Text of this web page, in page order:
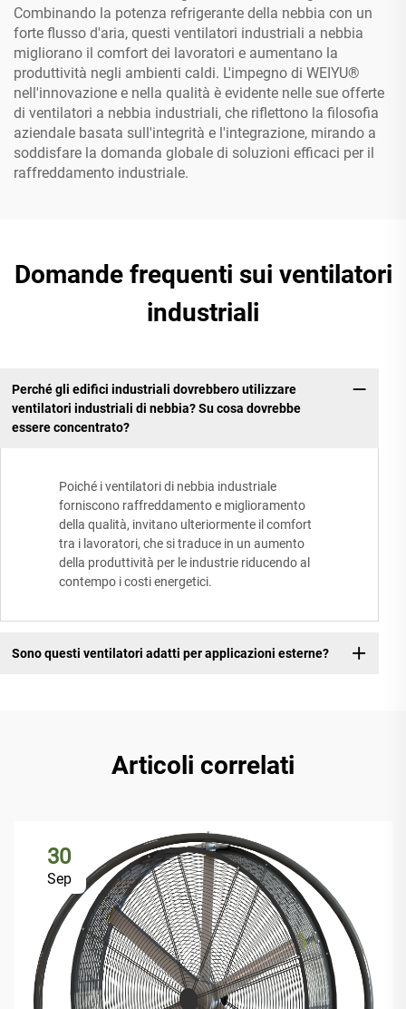
Combinando la potenza refrigerante della nebbia con un
forte flusso d'aria, questi ventilatori industriali a nebbia
migliorano il comfort dei lavoratori e aumentano la
produttività negli ambienti caldi. L'impegno di WEIYU®
nell'innovazione e nella qualità è evidente nelle sue offerte
di ventilatori a nebbia industriali, che riflettono la filosofia
aziendale basata sull'integrità e l'integrazione, mirando a
soddisfare la domanda globale di soluzioni efficaci per il
raffreddamento industriale.
Domande frequenti sui ventilatori
industriali
Perché gli edifici industriali dovrebbero utilizzare
ventilatori industriali di nebbia? Su cosa dovrebbe
essere concentrato?
Poiché i ventilatori di nebbia industriale
forniscono raffreddamento e miglioramento
della qualità, invitano ulteriormente il comfort
tra i lavoratori, che si traduce in un aumento
della produttività per le industrie riducendo al
contempo i costi energetici.
Sono questi ventilatori adatti per applicazioni esterne?
Articoli correlati
30
Sep